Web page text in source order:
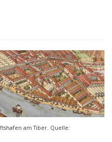
am Tiber. Quelle: